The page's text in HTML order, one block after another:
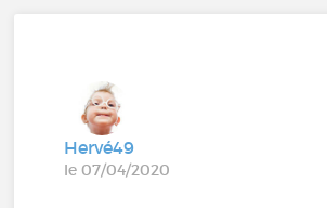
Hervé49
le 07/04/2020